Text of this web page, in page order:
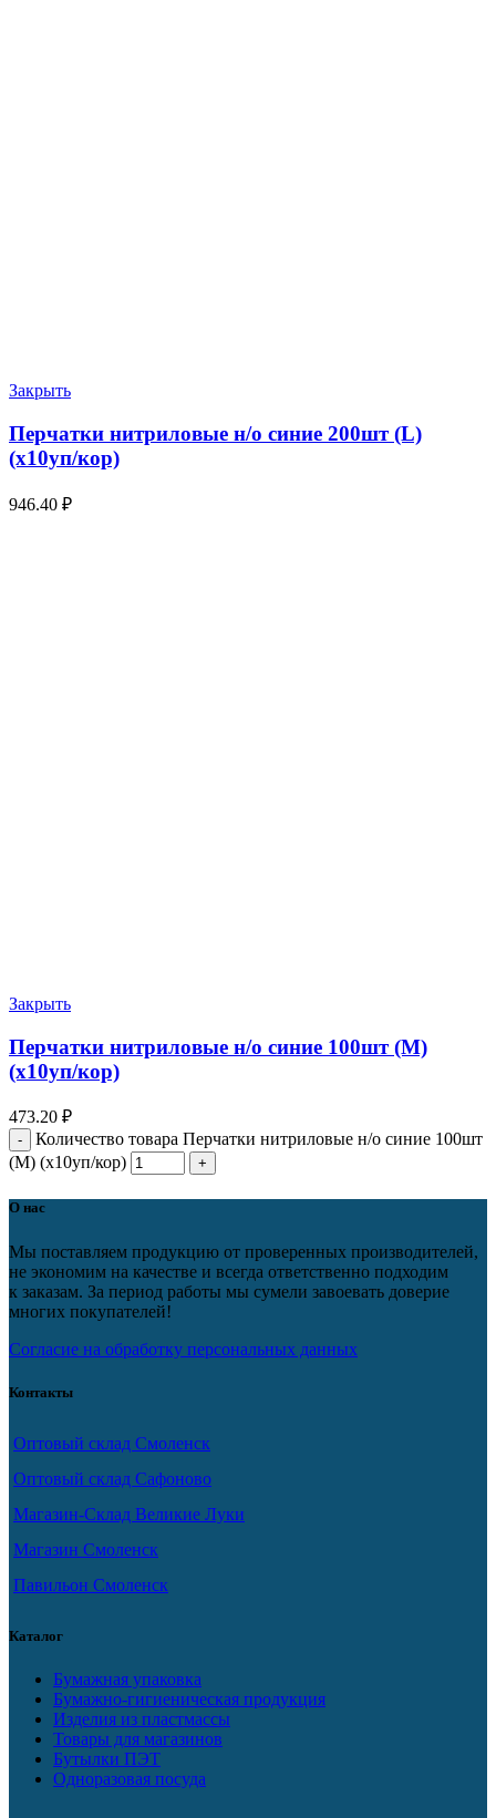
Закрыть
Перчатки нитриловые н/о синие 200шт (L)
(х10уп/кор)
946.40 ₽
Закрыть
Перчатки нитриловые н/о синие 100шт (М)
(х10уп/кор)
473.20 ₽
Количество товара Перчатки нитриловые н/о синие 100шт
(М) (х10уп/кор)
О нас
Мы поставляем продукцию от проверенных производителей,
не экономим на качестве и всегда ответственно подходим
к заказам. За период работы мы сумели завоевать доверие
многих покупателей!
Согласие на обработку персональных данных
Контакты
Оптовый склад Смоленск
Оптовый склад Сафоново
Магазин-Склад Великие Луки
Магазин Смоленск
Павильон Смоленск
Каталог
Бумажная упаковка
Бумажно-гигиеническая продукция
Изделия из пластмассы
Товары для магазинов
Бутылки ПЭТ
Одноразовая посуда